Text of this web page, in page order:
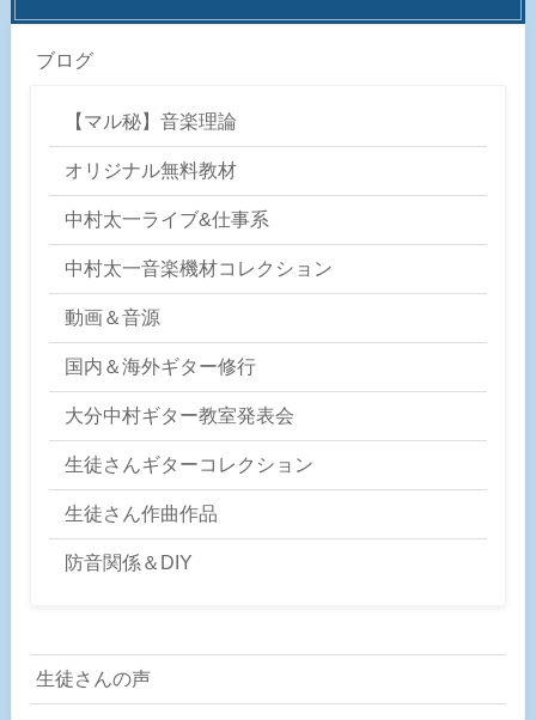
ブログ
【マル秘】音楽理論
オリジナル無料教材
中村太一ライブ&仕事系
中村太一音楽機材コレクション
動画＆音源
国内＆海外ギター修行
大分中村ギター教室発表会
生徒さんギターコレクション
生徒さん作曲作品
防音関係＆DIY
生徒さんの声